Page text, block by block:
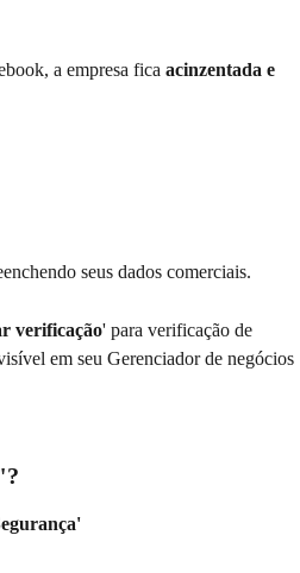
a empresa fica acinzentada e
seus dados comerciais.
verificação' para verificação de
em seu Gerenciador de negócios